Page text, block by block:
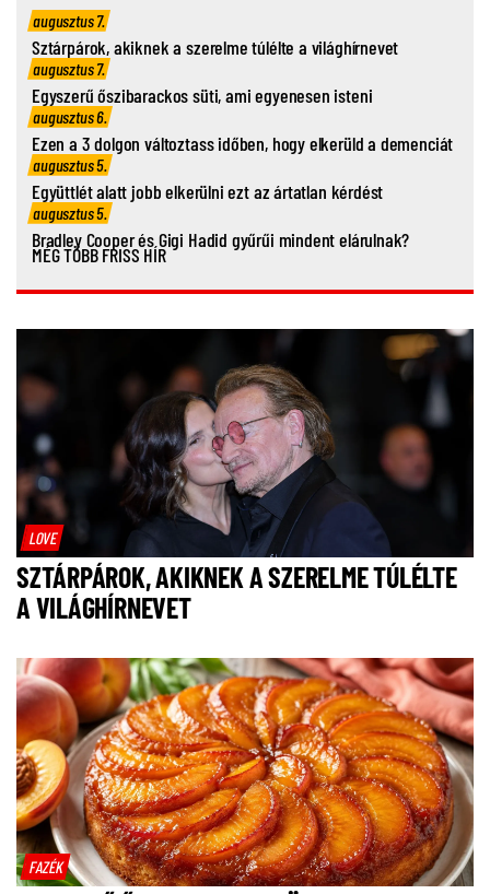
augusztus 7.
Sztárpárok, akiknek a szerelme túlélte a világhírnevet
augusztus 7.
Egyszerű őszibarackos süti, ami egyenesen isteni
augusztus 6.
Ezen a 3 dolgon változtass időben, hogy elkerüld a demenciát
augusztus 5.
Együttlét alatt jobb elkerülni ezt az ártatlan kérdést
augusztus 5.
Bradley Cooper és Gigi Hadid gyűrűi mindent elárulnak?
MÉG TÖBB FRISS HÍR
LOVE
SZTÁRPÁROK, AKIKNEK A SZERELME TÚLÉLTE
A VILÁGHÍRNEVET
FAZÉK